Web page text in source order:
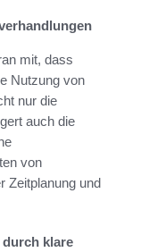
mit, dass
Nutzung von
nur die
auch die
von
Zeitplanung und
klare